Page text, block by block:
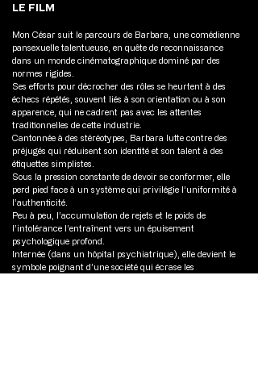
LE FILM
Mon César suit le parcours de Barbara, une comédienne
pansexuelle talentueuse, en quête de reconnaissance
dans un monde cinématographique dominé par des
normes rigides.
Ses efforts pour décrocher des rôles se heurtent à des
échecs répétés, souvent liés à son orientation ou à son
apparence, qui ne cadrent pas avec les attentes
traditionnelles de cette industrie.
Cantonnée à des stéréotypes, Barbara lutte contre des
préjugés qui réduisent son identité et son talent à des
étiquettes simplistes.
Sous la pression constante de devoir se conformer, elle
perd pied face à un système qui privilégie l’uniformité à
l’authenticité.
Peu à peu, l’accumulation de rejets et le poids de
l’intolérance l’entraînent vers un épuisement
psychologique profond.
Internée (dans un hôpital psychiatrique), elle devient le
symbole poignant d’une société qui écrase les